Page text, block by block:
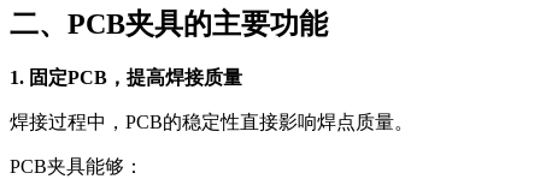
二、PCB夹具的主要功能
1. 固定PCB，提高焊接质量
焊接过程中，PCB的稳定性直接影响焊点质量。
PCB夹具能够：